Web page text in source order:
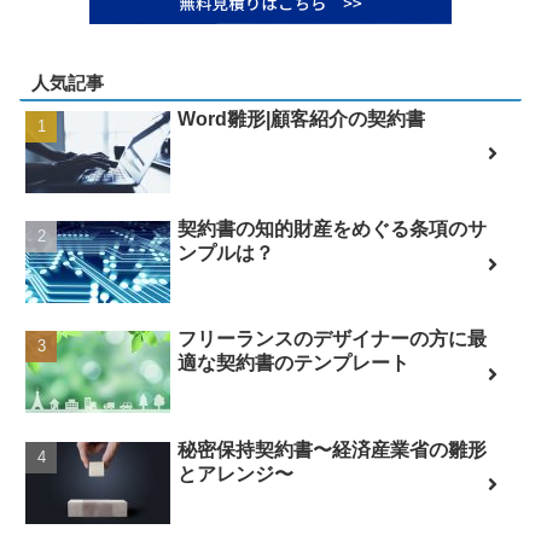
人気記事
Word雛形|顧客紹介の契約書
契約書の知的財産をめぐる条項のサ
ンプルは？
フリーランスのデザイナーの方に最
適な契約書のテンプレート
秘密保持契約書〜経済産業省の雛形
とアレンジ〜